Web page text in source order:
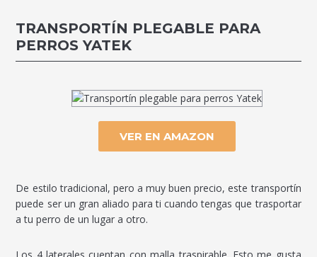
TRANSPORTÍN PLEGABLE PARA
PERROS YATEK
VER EN AMAZON
De estilo tradicional, pero a muy buen precio, este transportín
puede ser un gran aliado para ti cuando tengas que trasportar
a tu perro de un lugar a otro.